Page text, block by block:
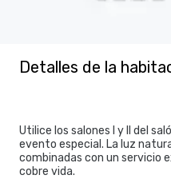
Detalles de la
Utilice los salones I y II del
evento especial. La luz
combinadas con un servicio
cobre vida.